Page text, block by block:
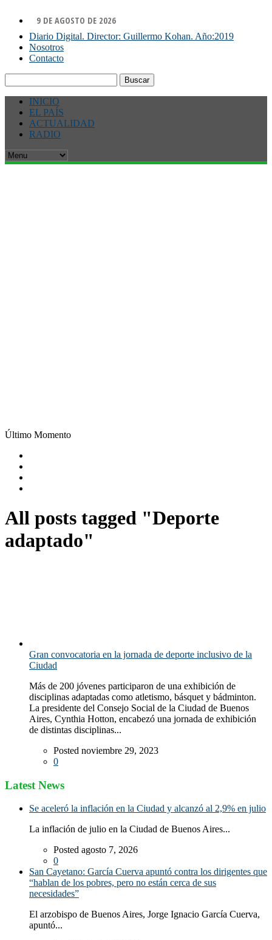
9 DE AGOSTO DE 2026
Diario Digital. Director: Guillermo Kohan. Año:2019
Nosotros
Contacto
INICIO
EL PAÍS
ACTUALIDAD
RADIO
Último Momento
All posts tagged "Deporte
adaptado"
Gran convocatoria en la jornada de deporte inclusivo de la
Ciudad
Más de 200 jóvenes participaron de una exhibición de
disciplinas adaptadas como atletismo, básquet y bádminton.
La presidente del Consejo Social de la Ciudad de Buenos
Aires, Cynthia Hotton, encabezó una jornada de exhibición
de distintas disciplinas...
Posted noviembre 29, 2023
0
Latest News
Se aceleró la inflación en la Ciudad y alcanzó al 2,9% en julio
La inflación de julio en la Ciudad de Buenos Aires...
Posted agosto 7, 2026
0
San Cayetano: García Cuerva apuntó contra los dirigentes que
“hablan de los pobres, pero no están cerca de sus
necesidades”
El arzobispo de Buenos Aires, Jorge Ignacio García Cuerva,
apuntó...